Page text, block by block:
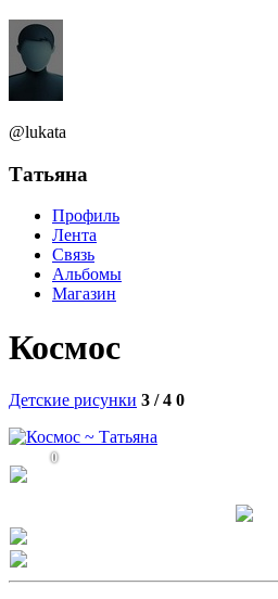
@lukata
Татьяна
Профиль
Лента
Связь
Альбомы
Магазин
Космос
Детские рисунки 3 / 4 0
0